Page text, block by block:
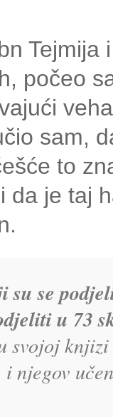
Tejmija
počeo
sam,
to
da je taj
su se
u 73
svojoj
i njegov